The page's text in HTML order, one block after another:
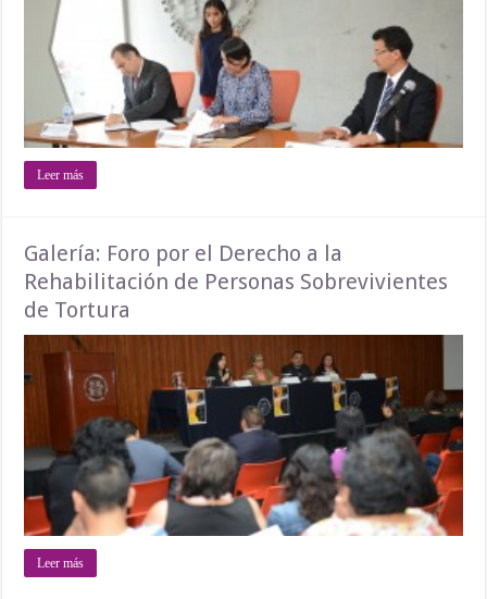
Leer más
Galería: Foro por el Derecho a la
Rehabilitación de Personas Sobrevivientes
de Tortura
Leer más